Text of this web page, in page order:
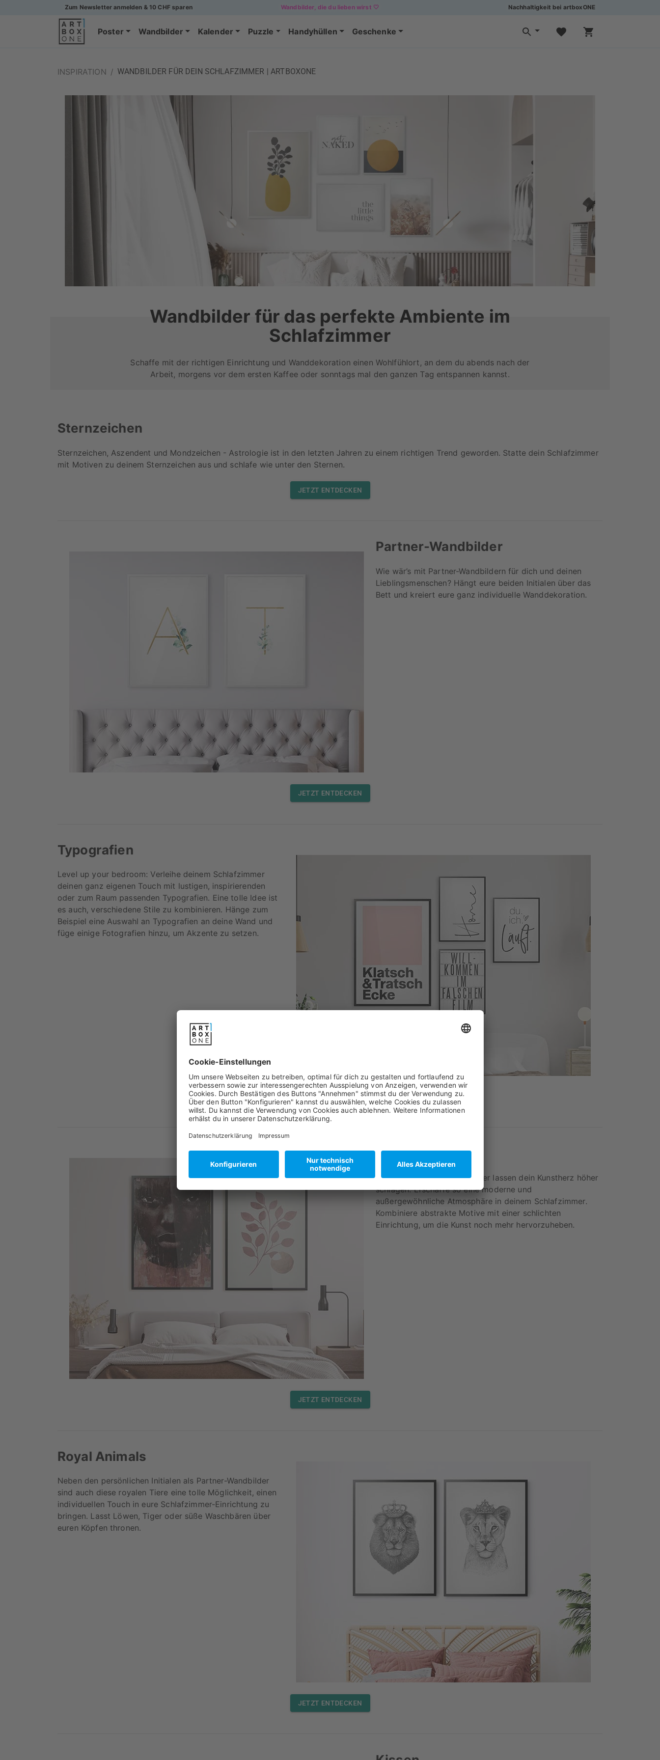
Zum Newsletter anmelden & 10 CHF sparen Wandbilder, die du lieben wirst 🤍 Nachhaltigkeit bei artboxONE
Poster Wandbilder Kalender Puzzle Handyhüllen Geschenke
INSPIRATION / WANDBILDER FÜR DEIN SCHLAFZIMMER | ARTBOXONE
Wandbilder für das perfekte Ambiente im
Schlafzimmer
Schaffe mit der richtigen Einrichtung und Wanddekoration einen Wohlfühlort, an dem du abends nach der
Arbeit, morgens vor dem ersten Kaffee oder sonntags mal den ganzen Tag entspannen kannst.
Sternzeichen
Sternzeichen, Aszendent und Mondzeichen - Astrologie ist in den letzten Jahren zu einem richtigen Trend geworden. Statte dein Schlafzimmer
mit Motiven zu deinem Sternzeichen aus und schlafe wie unter den Sternen.
JETZT ENTDECKEN
Partner-Wandbilder
Wie wär’s mit Partner-Wandbildern für dich und deinen
Lieblingsmenschen? Hängt eure beiden Initialen über das
Bett und kreiert eure ganz individuelle Wanddekoration.
JETZT ENTDECKEN
Typografien
Level up your bedroom: Verleihe deinem Schlafzimmer
deinen ganz eigenen Touch mit lustigen, inspirierenden
oder zum Raum passenden Typografien. Eine tolle Idee ist
es auch, verschiedene Stile zu kombinieren. Hänge zum
Beispiel eine Auswahl an Typografien an deine Wand und
füge einige Fotografien hinzu, um Akzente zu setzen.
JETZT ENTDECKEN
Abstrakte Kunst
Unsere abstrakten Wandbilder lassen dein Kunstherz höher
schlagen. Erschaffe so eine moderne und
außergewöhnliche Atmosphäre in deinem Schlafzimmer.
Kombiniere abstrakte Motive mit einer schlichten
Einrichtung, um die Kunst noch mehr hervorzuheben.
JETZT ENTDECKEN
Royal Animals
Neben den persönlichen Initialen als Partner-Wandbilder
sind auch diese royalen Tiere eine tolle Möglichkeit, einen
individuellen Touch in eure Schlafzimmer-Einrichtung zu
bringen. Lasst Löwen, Tiger oder süße Waschbären über
euren Köpfen thronen.
JETZT ENTDECKEN